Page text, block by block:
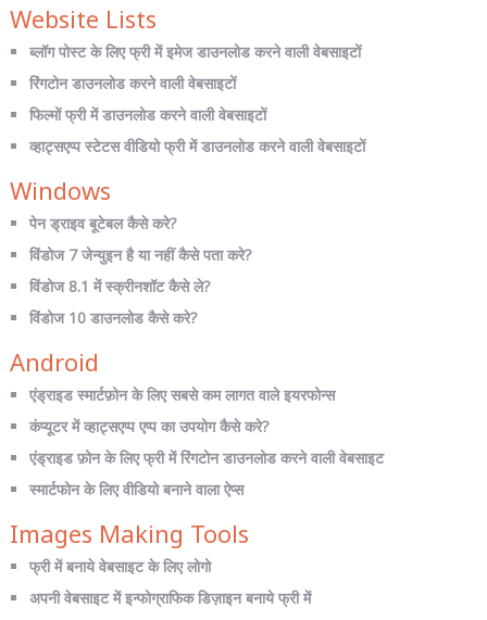
Website Lists
ब्लॉग पोस्ट के लिए फ्री में इमेज डाउनलोड करने वाली वेबसाइटों
रिंगटोन डाउनलोड करने वाली वेबसाइटों
फिल्मों फ्री में डाउनलोड करने वाली वेबसाइटों
व्हाट्सएप्प स्टेटस वीडियो फ्री में डाउनलोड करने वाली वेबसाइटों
Windows
पेन ड्राइव बूटेबल कैसे करे?
विंडोज 7 जेन्युइन है या नहीं कैसे पता करे?
विंडोज 8.1 में स्क्रीनशॉट कैसे ले?
विंडोज 10 डाउनलोड कैसे करे?
Android
एंड्राइड स्मार्टफ़ोन के लिए सबसे कम लागत वाले इयरफोन्स
कंप्यूटर में व्हाट्सएप्प एप्प का उपयोग कैसे करे?
एंड्राइड फ़ोन के लिए फ्री में रिंगटोन डाउनलोड करने वाली वेबसाइट
स्मार्टफोन के लिए वीडियो बनाने वाला ऐप्स
Images Making Tools
फ्री में बनाये वेबसाइट के लिए लोगो
अपनी वेबसाइट में इन्फोग्राफिक डिज़ाइन बनाये फ्री में